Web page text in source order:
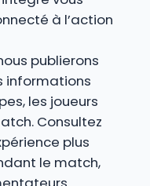
à l’action
publierons
informations
les joueurs
Consultez
plus
le match,